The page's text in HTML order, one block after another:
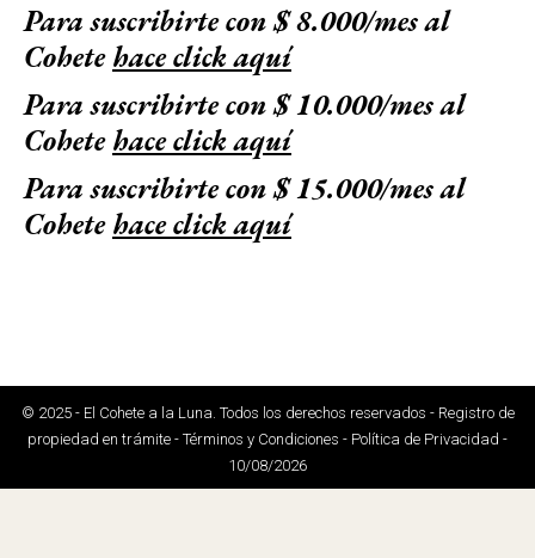
Para suscribirte con $ 8.000/mes al
Cohetehace click aquí
Para suscribirte con $ 10.000/mes al
Cohetehace click aquí
Para suscribirte con $ 15.000/mes al
Cohetehace click aquí
© 2025 - El Cohete a la Luna. Todos los derechos reservados - Registro de
propiedad en trámite - Términos y Condiciones - Política de Privacidad -
10/08/2026